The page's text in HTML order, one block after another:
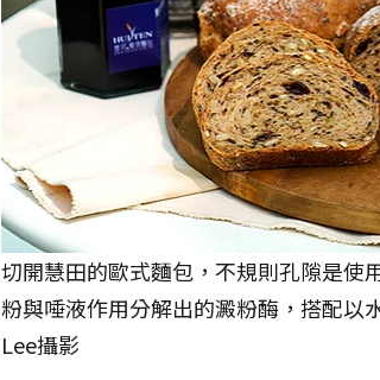
切開慧田的歐式麵包，不規則孔隙是使
粉與唾液作用分解出的澱粉酶，搭配以
Lee攝影